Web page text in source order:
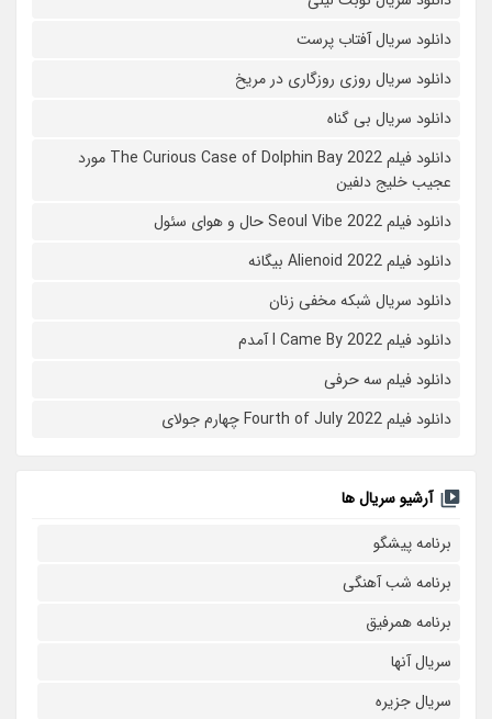
دانلود سریال آفتاب پرست
دانلود سریال روزی روزگاری در مریخ
دانلود سریال بی گناه
دانلود فیلم The Curious Case of Dolphin Bay 2022 مورد
عجیب خلیج دلفین
دانلود فیلم Seoul Vibe 2022 حال و هوای سئول
دانلود فیلم Alienoid 2022 بیگانه
دانلود سریال شبکه مخفی زنان
دانلود فیلم I Came By 2022 آمدم
دانلود فیلم سه حرفی
دانلود فیلم Fourth of July 2022 چهارم جولای
آرشیو سریال ها
برنامه پیشگو
برنامه شب آهنگی
برنامه همرفیق
سریال آنها
سریال جزیره